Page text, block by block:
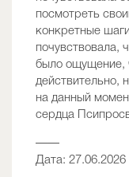
посмотреть
конкретные
почувствовала,
было ощущение,
действительно,
на данный
сердца
——
Дата: 27.06.2026